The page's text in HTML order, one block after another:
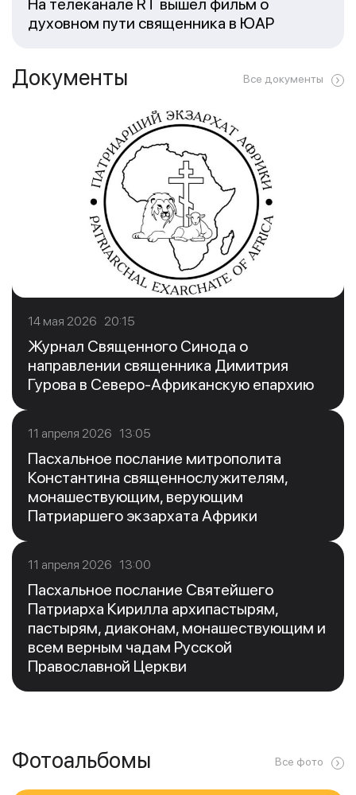
На телеканале RT вышел фильм о
духовном пути священника в ЮАР
Документы Все документы
14 мая 2026 20:15
Журнал Священного Синода о
направлении священника Димитрия
Гурова в Северо-Африканскую епархию
11 апреля 2026 13:05
Пасхальное послание митрополита
Константина священнослужителям,
монашествующим, верующим
Патриаршего экзархата Африки
11 апреля 2026 13:00
Пасхальное послание Святейшего
Патриарха Кирилла архипастырям,
пастырям, диаконам, монашествующим и
всем верным чадам Русской
Православной Церкви
Фотоальбомы Все фото